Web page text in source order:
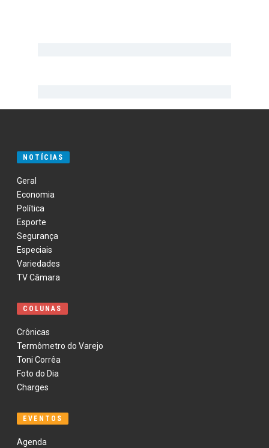
NOTÍCIAS
Geral
Economia
Política
Esporte
Segurança
Especiais
Variedades
TV Câmara
COLUNAS
Crônicas
Termômetro do Varejo
Toni Corrêa
Foto do Dia
Charges
EVENTOS
Agenda